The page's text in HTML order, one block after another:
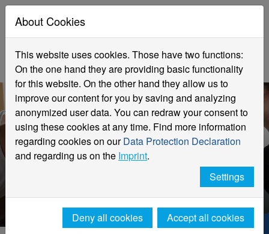
Master of Science
Hochschule Niederrhein. Your way.
About Cookies
This website uses cookies. Those have two functions:
On the one hand they are providing basic functionality
for this website. On the other hand they allow us to
improve our content for you by saving and analyzing
anonymized user data. You can redraw your consent to
using these cookies at any time. Find more information
regarding cookies on ourData Protection Declaration
and regarding us on the Imprint.
Settings
Deny all cookies Accept all cookies